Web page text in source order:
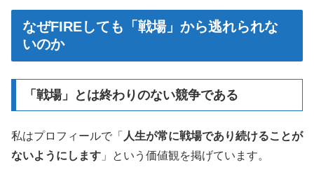
なぜFIREしても「戦場」から逃れられな
いのか
「戦場」とは終わりのない競争である
私はプロフィールで「 人生が常に戦場であり続けることが
ないようにします 」という価値観を掲げています。